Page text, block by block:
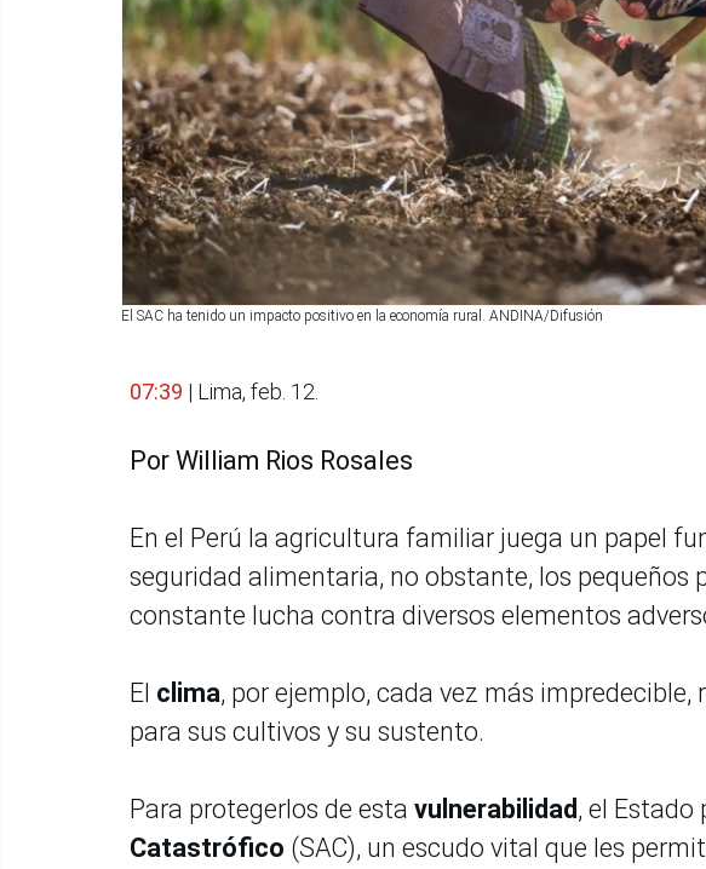
El SAC ha tenido un impacto positivo en la economía rural. ANDINA/Difusión
07:39 | Lima, feb. 12.
Por William Rios Rosales
En el Perú la agricultura familiar juega un papel
seguridad alimentaria, no obstante, los pequeños
constante lucha contra diversos elementos
El clima, por ejemplo, cada vez más
para sus cultivos y su sustento.
Para protegerlos de esta vulnerabilidad , el Estado
Catastrófico (SAC), un escudo vital que les